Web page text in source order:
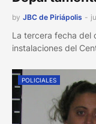
by JBC de Piriápolis -
La tercera fecha del
instalaciones del
POLICIALES